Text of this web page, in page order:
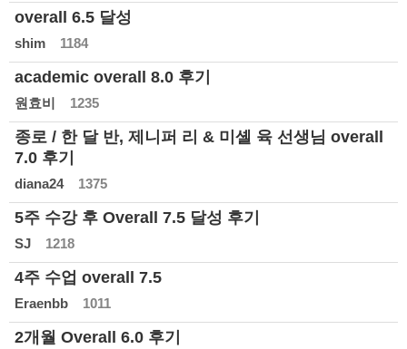
overall 6.5 달성
shim 1184
academic overall 8.0 후기
원효비 1235
종로 / 한 달 반, 제니퍼 리 & 미셸 육 선생님 overall
7.0 후기
diana24 1375
5주 수강 후 Overall 7.5 달성 후기
SJ 1218
4주 수업 overall 7.5
Eraenbb 1011
2개월 Overall 6.0 후기